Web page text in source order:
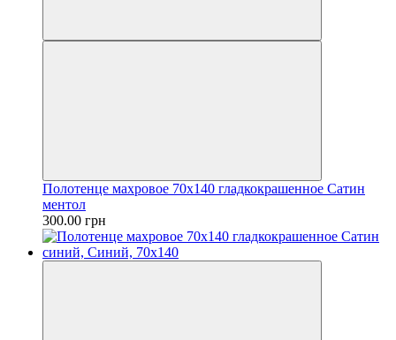
Полотенце махровое 70х140 гладкокрашенное Сатин
ментол
300.00 грн